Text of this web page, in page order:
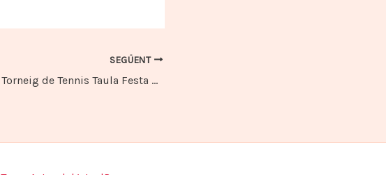
SEGÜENT
XIIè Torneig de Tennis Taula Festa Major Sant Quirze de Besora